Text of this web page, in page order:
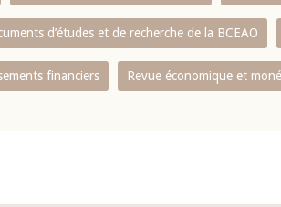
d’études et de recherche de la BCEAO
financiers Revue économique et